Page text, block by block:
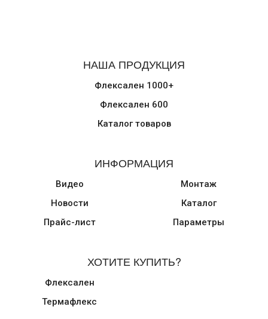
НАША ПРОДУКЦИЯ
Флексален 1000+
Флексален 600
Каталог товаров
ИНФОРМАЦИЯ
Видео
Новости
Прайс-лист
Монтаж
Каталог
Параметры
ХОТИТЕ КУПИТЬ?
Флексален
Термафлекс